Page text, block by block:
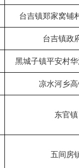
台吉镇郑家窝铺
台吉镇政
黑城子镇平安村
凉水河乡
东官镇
五间房